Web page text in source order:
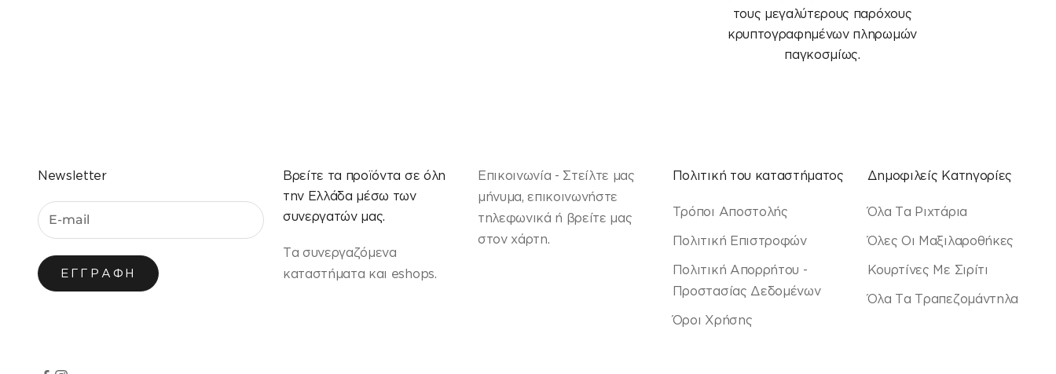
τους μεγαλύτερους παρόχους
κρυπτογραφημένων πληρωμών
παγκοσμίως.
Newsletter
ΕΓΓΡΑΦΉ
Βρείτε τα προϊόντα σε όλη
την Ελλάδα μέσω των
συνεργατών μας.
Τα συνεργαζόμενα
καταστήματα και eshops.
Επικοινωνία - Στείλτε μας
μήνυμα, επικοινωνήστε
τηλεφωνικά ή βρείτε μας
στον χάρτη.
Πολιτική του καταστήματος
Τρόποι Αποστολής
Πολιτική Επιστροφών
Πολιτική Απορρήτου -
Προστασίας Δεδομένων
Όροι Χρήσης
Δημοφιλείς Κατηγορίες
Όλα Τα Ριχτάρια
Όλες Οι Μαξιλαροθήκες
Κουρτίνες Με Σιρίτι
Όλα Τα Τραπεζομάντηλα